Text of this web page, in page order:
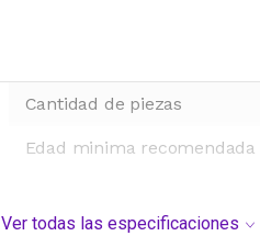
Cantidad de piezas
Edad minima recomendada
Ver todas las especificaciones